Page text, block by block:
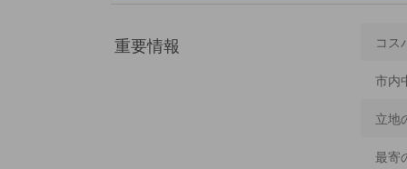
重要情報 コス
市内
立地
最寄